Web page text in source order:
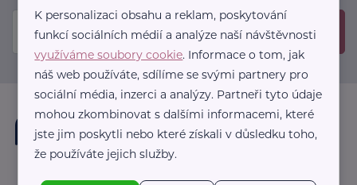
Odeslat
K personalizaci obsahu a reklam, poskytování
funkcí sociálních médií a analýze naší návštěvnosti
využíváme soubory cookie. Informace o tom, jak
náš web používáte, sdílíme se svými partnery pro
sociální média, inzerci a analýzy. Partneři tyto údaje
mohou zkombinovat s dalšími informacemi, které
jste jim poskytli nebo které získali v důsledku toho,
že používáte jejich služby.